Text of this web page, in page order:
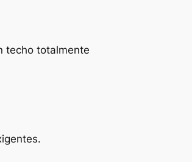
techo totalmente